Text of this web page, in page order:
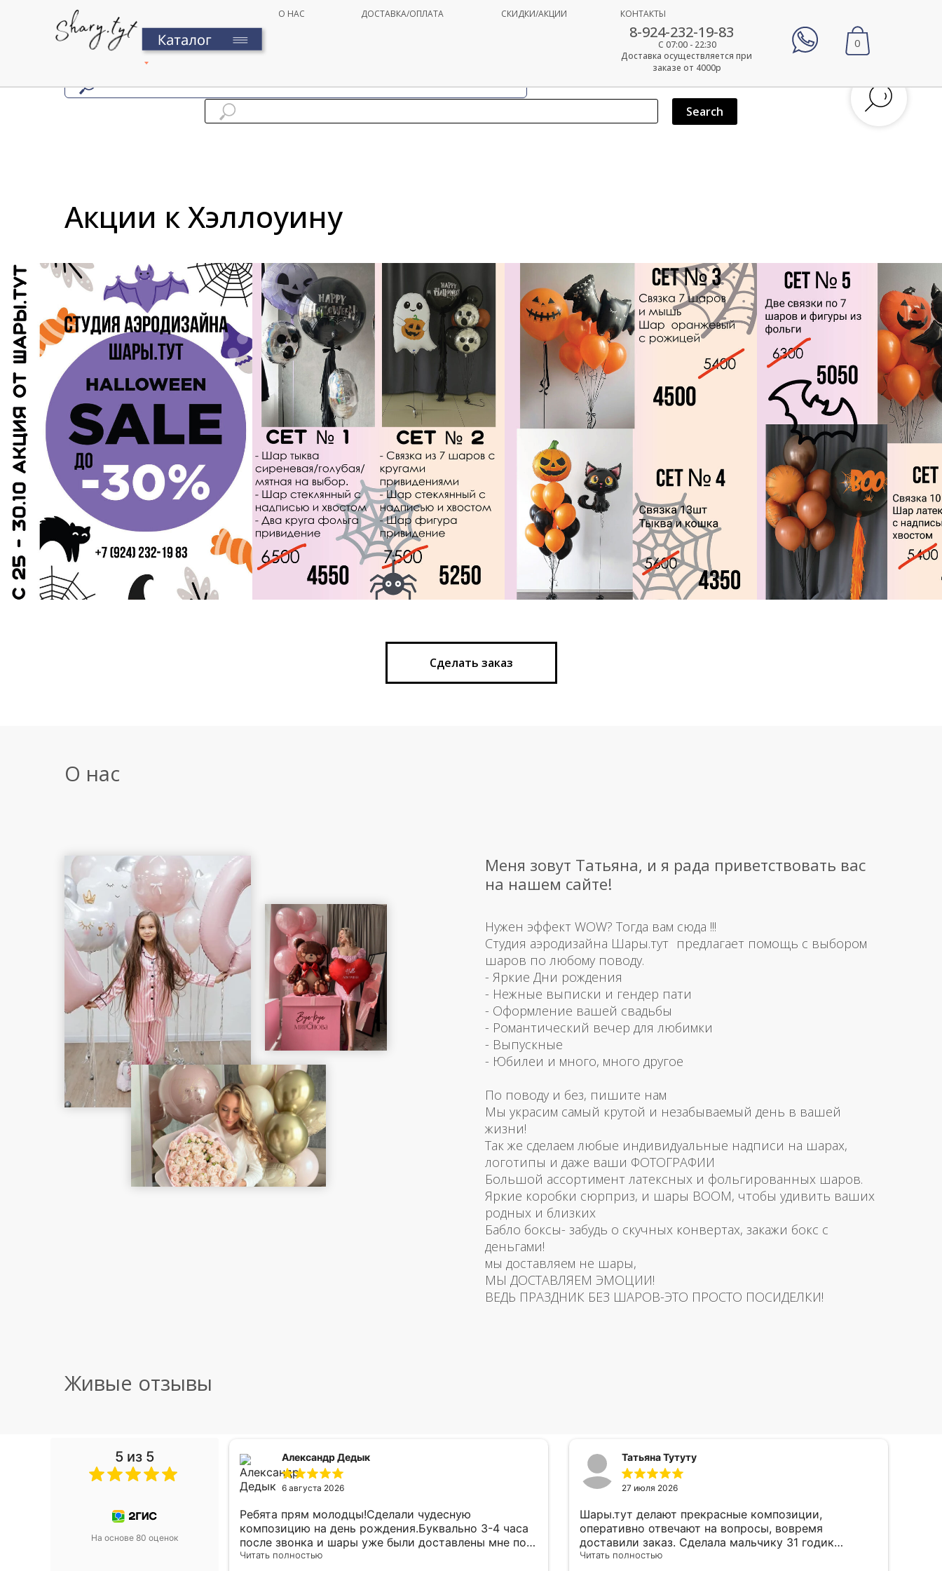
О НАС СКИДКИ/АКЦИИ
ДОСТАВКА/ОПЛАТА КОНТАКТЫ
8-924-232-19-83
Доставка осуществляется при
заказе от 4000р
С 07:00 - 22:30 0
Search
Акции к Хэллоуину
Сделать заказ
О нас
Меня зовут Татьяна, и я рада приветствовать вас
на нашем сайте!
Нужен эффект WOW? Тогда вам сюда !!!
Студия аэродизайна Шары.тут предлагает помощь с выбором
шаров по любому поводу.
- Яркие Дни рождения
- Нежные выписки и гендер пати
- Оформление вашей свадьбы
- Романтический вечер для любимки
- Выпускные
- Юбилеи и много, много другое
По поводу и без, пишите нам
Мы украсим самый крутой и незабываемый день в вашей
жизни!
Так же сделаем любые индивидуальные надписи на шарах,
логотипы и даже ваши ФОТОГРАФИИ
Большой ассортимент латексных и фольгированных шаров.
Яркие коробки сюрприз, и шары BOOM, чтобы удивить ваших
родных и близких
Бабло боксы- забудь о скучных конвертах, закажи бокс с
деньгами!
мы доставляем не шары,
МЫ ДОСТАВЛЯЕМ ЭМОЦИИ!
ВЕДЬ ПРАЗДНИК БЕЗ ШАРОВ-ЭТО ПРОСТО ПОСИДЕЛКИ!
Живые отзывы
5 из 5
На основе 80 оценок
уже два раза, отличная
Александр Дедык
6 августа 2026
Ребята прям молодцы!Сделали чудесную
композицию на день рождения.Буквально 3-4 часа
после звонка и шары уже были доставлены мне по
адресу.Качество исполнения и упаковки на 5.Жена
Читать полностью
Татьяна Тутуту
27 июля 2026
Шары.тут делают прекрасные композиции,
оперативно отвечают на вопросы, вовремя
доставили заказ. Сделала мальчику 31 годик
сюрприз, был такой счастливый! Балуйте своего
Читать полностью